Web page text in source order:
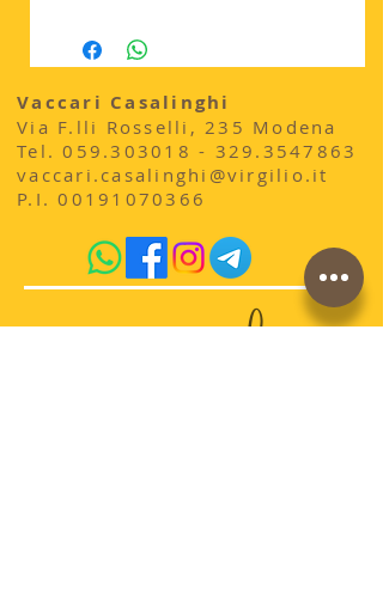
Vaccari Casalinghi
Via F.lli Rosselli, 235 Modena
​Tel.059.303018 - 329 .3547863
vaccari.casalinghi@virgilio.it
P.I.00191070366
acquista qui sul sito